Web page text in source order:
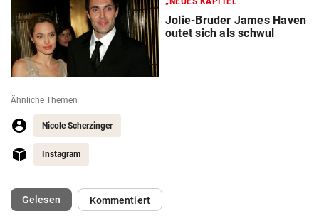
Jolie-Bruder James Haven
outet sich als schwul
Ähnliche Themen
Nicole Scherzinger
Instagram
Gelesen(ausgewählt)Kommentiert